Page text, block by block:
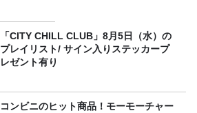
「CITY CHILL CLUB」8月5日（水）の
プレイリスト/ サイン入りステッカープ
レゼント有り
コンビニのヒット商品！モーモーチャー